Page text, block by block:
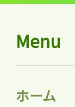
Menu
ホーム